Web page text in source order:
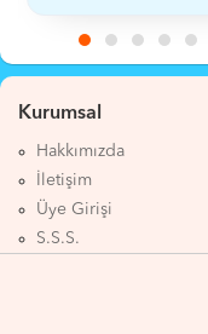
Kurumsal
Hakkımızda
İletişim
Üye Girişi
S.S.S.